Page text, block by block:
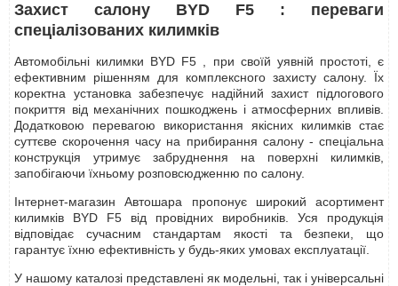
Захист салону BYD F5 : переваги
спеціалізованих килимків
Автомобільні килимки BYD F5 , при своїй уявній простоті, є
ефективним рішенням для комплексного захисту салону. Їх
коректна установка забезпечує надійний захист підлогового
покриття від механічних пошкоджень і атмосферних впливів.
Додатковою перевагою використання якісних килимків стає
суттєве скорочення часу на прибирання салону - спеціальна
конструкція утримує забруднення на поверхні килимків,
запобігаючи їхньому розповсюдженню по салону.
Інтернет-магазин Автошара пропонує широкий асортимент
килимків BYD F5 від провідних виробників. Уся продукція
відповідає сучасним стандартам якості та безпеки, що
гарантує їхню ефективність у будь-яких умовах експлуатації.
У нашому каталозі представлені як модельні, так і універсальні